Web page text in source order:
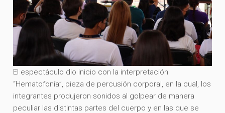
El espectáculo dio inicio con la interpretación
“Hematofonía”, pieza de percusión corporal, en la cual, los
integrantes produjeron sonidos al golpear de manera
peculiar las distintas partes del cuerpo y en las que se